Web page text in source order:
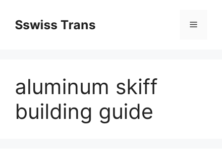
treściSswiss Trans Menu
aluminum skiff
building guide